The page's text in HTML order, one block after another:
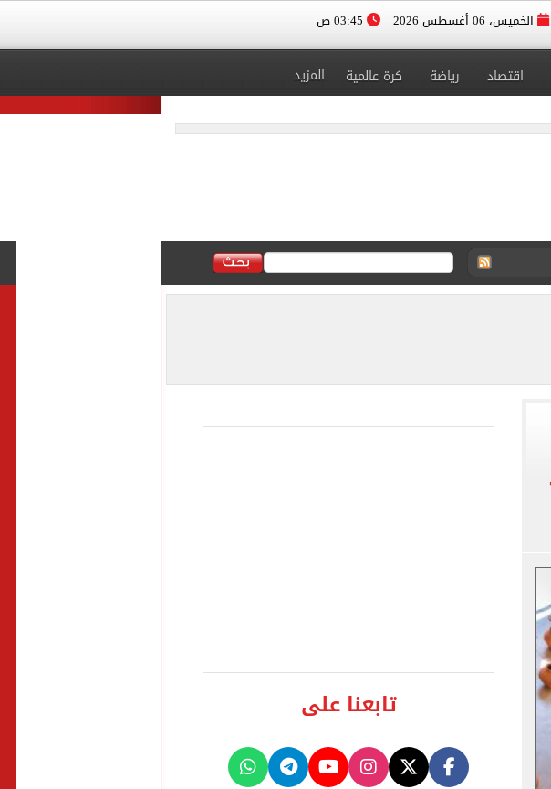
الخميس، 06 أغسطس 2026
اقتصاد رياضة كرة عالمية المزيد
تابعنا على